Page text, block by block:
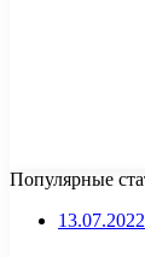
Популярные
13.07.2022